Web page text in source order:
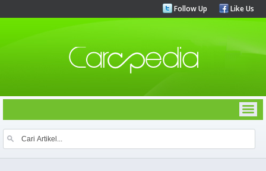
Follow Up Like Us